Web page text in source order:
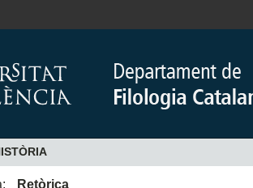
Retòrica